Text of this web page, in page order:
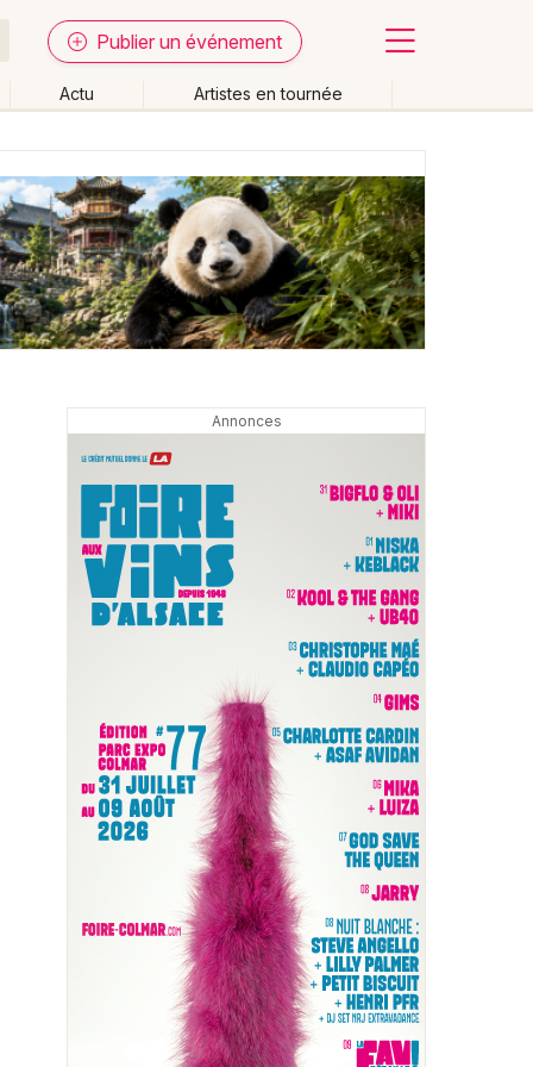
Publier un événement
Actu Artistes en tournée
Effacer les dates
end Autre